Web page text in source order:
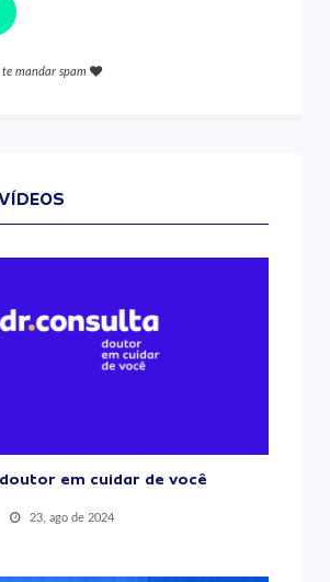
te mandar spam
em cuidar de você
23, ago de 2024